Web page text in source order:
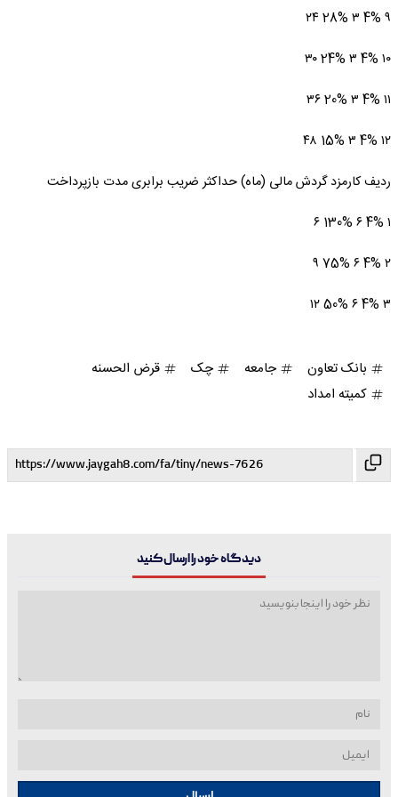
۹ 4% ۳ 28% ۲۴
۱۰ 4% ۳ 24% ۳۰
۱۱ 4% ۳ 20% ۳۶
۱۲ 4% ۳ 15% ۴۸
ردیف کارمزد گردش مالی (ماه) حداکثر ضریب برابری مدت بازپرداخت
۱ 4% ۶ 130% ۶
۲ 4% ۶ 75% ۹
۳ 4% ۶ 50% ۱۲
بانک تعاون جامعه چک
قرض الحسنه
کمیته امداد
دیدگاه خود را ارسال کنید